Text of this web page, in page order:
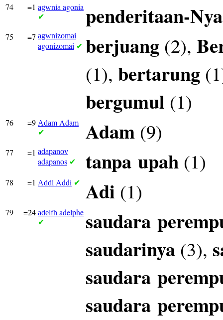
74 =1 agwnia agonia
✔ penderitaan-Nya
75 =7 agwnizomai
agonizomai ✔ berjuang (2),
(1), bertarung
bergumul (1)
76 =9 Adam Adam
✔ Adam (9)
77 =1 adapanov
adapanos ✔ tanpa upah (1)
78 =1 Addi Addi ✔ Adi (1)
79 =24 adelfh adelphe
✔ saudara
saudarinya (3),
saudara
saudara